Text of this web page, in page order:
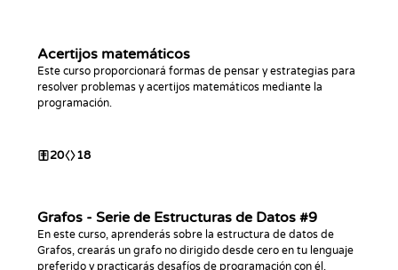
Acertijos matemáticos
Este curso proporcionará formas de pensar y estrategias para
resolver problemas y acertijos matemáticos mediante la
programación.
20 18
Grafos - Serie de Estructuras de Datos #9
En este curso, aprenderás sobre la estructura de datos de
Grafos, crearás un grafo no dirigido desde cero en tu lenguaje
preferido y practicarás desafíos de programación con él.